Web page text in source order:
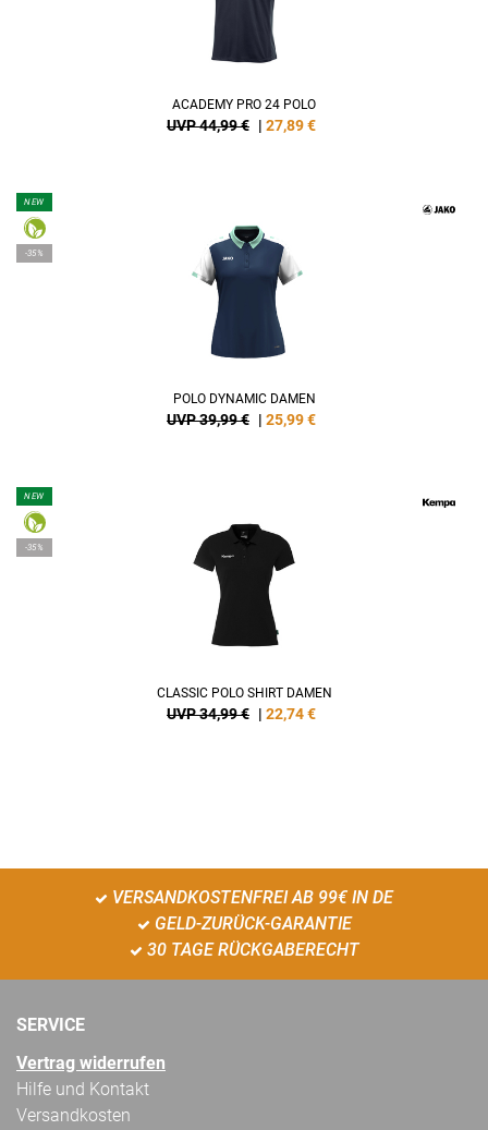
ACADEMY PRO 24 POLO
UVP 44,99 € | 27,89€
NEW
-35%
POLO DYNAMIC DAMEN
UVP 39,99 € | 25,99€
NEW
-35%
CLASSIC POLO SHIRT DAMEN
UVP 34,99 € | 22,74€
VERSANDKOSTENFREI AB 99€ IN DE
GELD-ZURÜCK-GARANTIE
30 TAGE RÜCKGABERECHT
SERVICE
Vertrag widerrufen
Hilfe und Kontakt
Versandkosten